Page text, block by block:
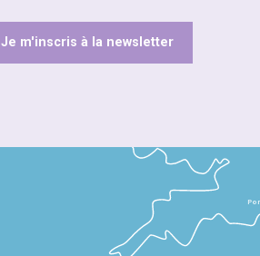
Je m'inscris à la newsletter